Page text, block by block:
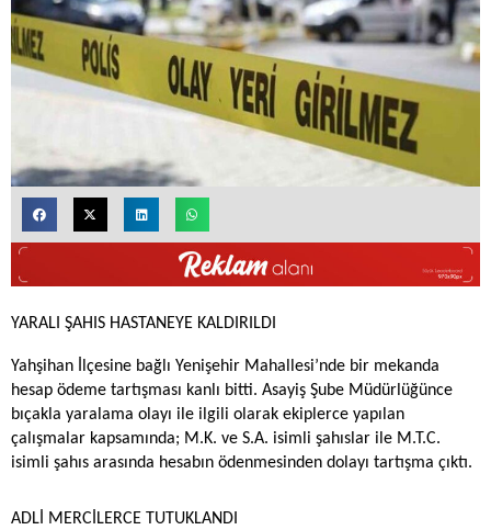
YARALI ŞAHIS HASTANEYE KALDIRILDI
Yahşihan İlçesine bağlı Yenişehir Mahallesi’nde bir mekanda
hesap ödeme tartışması kanlı bitti. Asayiş Şube Müdürlüğünce
bıçakla yaralama olayı ile ilgili olarak ekiplerce yapılan
çalışmalar kapsamında; M.K. ve S.A. isimli şahıslar ile M.T.C.
isimli şahıs arasında hesabın ödenmesinden dolayı tartışma çıktı.
ADLİ MERCİLERCE TUTUKLANDI